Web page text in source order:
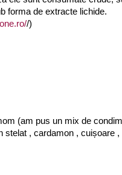
forma de extracte lichide.
/)
(am pus un mix de
stelat , cardamon , cuișoare ,